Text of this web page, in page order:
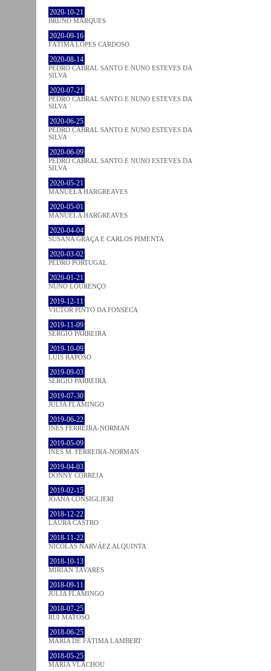
2020-10-21
BRUNO MARQUES
2020-09-16
FÁTIMA LOPES CARDOSO
2020-08-14
PEDRO CABRAL SANTO E NUNO ESTEVES DA
SILVA
2020-07-21
PEDRO CABRAL SANTO E NUNO ESTEVES DA
SILVA
2020-06-25
PEDRO CABRAL SANTO E NUNO ESTEVES DA
SILVA
2020-06-09
PEDRO CABRAL SANTO E NUNO ESTEVES DA
SILVA
2020-05-21
MANUELA HARGREAVES
2020-05-01
MANUELA HARGREAVES
2020-04-04
SUSANA GRAÇA E CARLOS PIMENTA
2020-03-02
PEDRO PORTUGAL
2020-01-21
NUNO LOURENÇO
2019-12-11
VICTOR PINTO DA FONSECA
2019-11-09
SÉRGIO PARREIRA
2019-10-09
LUÍS RAPOSO
2019-09-03
SÉRGIO PARREIRA
2019-07-30
JULIA FLAMINGO
2019-06-22
INÊS FERREIRA-NORMAN
2019-05-09
INÊS M. FERREIRA-NORMAN
2019-04-03
DONNY CORREIA
2019-02-15
JOANA CONSIGLIERI
2018-12-22
LAURA CASTRO
2018-11-22
NICOLÁS NARVÁEZ ALQUINTA
2018-10-13
MIRIAN TAVARES
2018-09-11
JULIA FLAMINGO
2018-07-25
RUI MATOSO
2018-06-25
MARIA DE FÁTIMA LAMBERT
2018-05-25
MARIA VLACHOU